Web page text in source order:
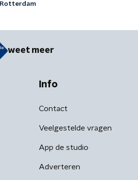
Rotterdam
weet meer
Info
Contact
Veelgestelde vragen
App de studio
Adverteren